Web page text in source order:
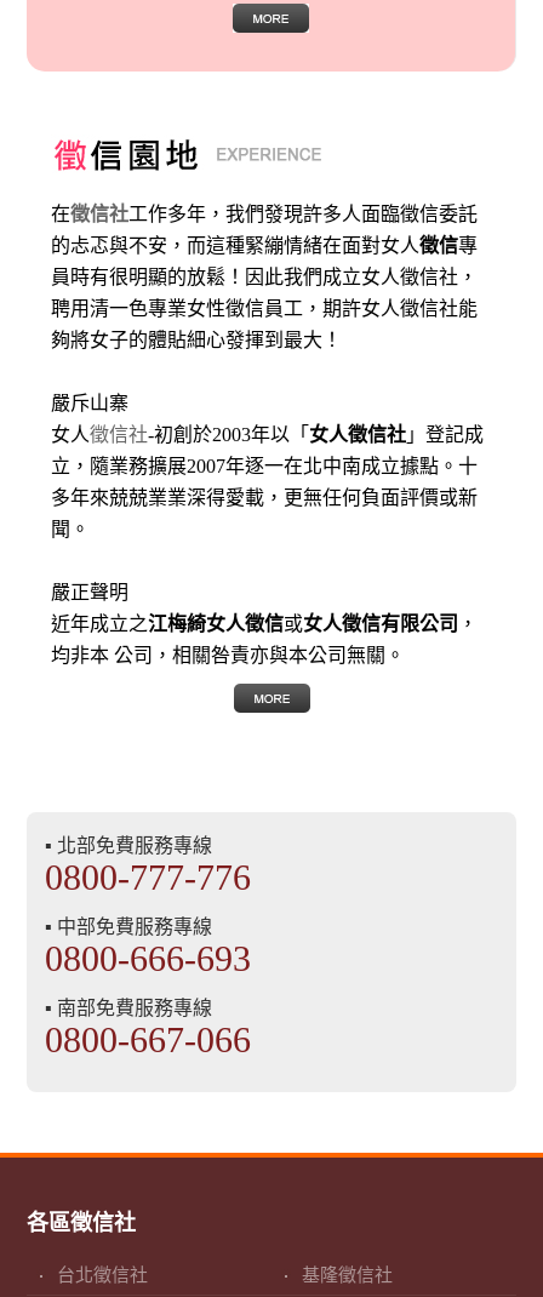
在徵信社工作多年，我們發現許多人面臨徵信委託
的忐忑與不安，而這種緊繃情緒在面對女人徵信專
員時有很明顯的放鬆！因此我們成立女人徵信社，
聘用清一色專業女性徵信員工，期許女人徵信社能
夠將女子的體貼細心發揮到最大 ！
嚴斥山寨
女人徵信社-初創於2003年以「 女人徵信社 」登記成
立，隨業務擴展2007年逐一在北中南成立據點。十
多年來兢兢業業深得愛載，更無任何負面評價或新
聞。
嚴正聲明
近年成立之江梅綺女人徵信或女人徵信有限公司 ，
均非本 公司，相關咎責亦與本公司無關。
▪ 北部免費服務專線
0800-777-776
▪ 中部免費服務專線
0800-666-693
▪ 南部免費服務專線
0800-667-066
各區徵信社
台北徵信社 基隆徵信社